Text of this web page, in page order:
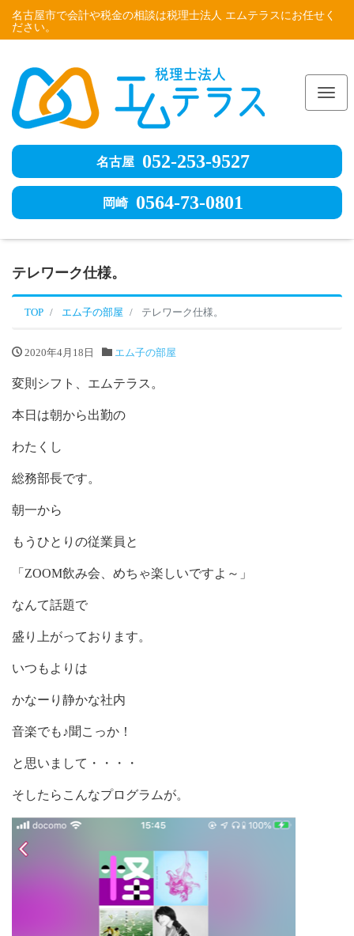
名古屋市で会計や税金の相談は税理士法人 エムテラスにお任せく
ださい。
名古屋 052-253-9527
岡崎 0564-73-0801
テレワーク仕様。
TOP エム子の部屋 テレワーク仕様。
2020年4月18日 エム子の部屋
変則シフト、エムテラス。
本日は朝から出勤の
わたくし
総務部長です。
朝一から
もうひとりの従業員と
「ZOOM飲み会、めちゃ楽しいですよ～」
なんて話題で
盛り上がっております。
いつもよりは
かなーり静かな社内
音楽でも♪聞こっか！
と思いまして・・・・
そしたらこんなプログラムが。